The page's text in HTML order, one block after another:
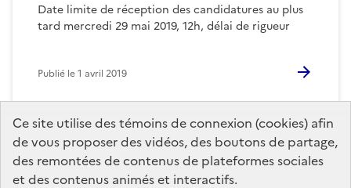
Ce site utilise des témoins de connexion (cookies) afin
de vous proposer des vidéos, des boutons de partage,
des remontées de contenus de plateformes sociales
et des contenus animés et interactifs.
Date limite de réception des candidatures au plus
tard mercredi 29 mai 2019, 12h, délai de rigueur
Publié le1 avril 2019